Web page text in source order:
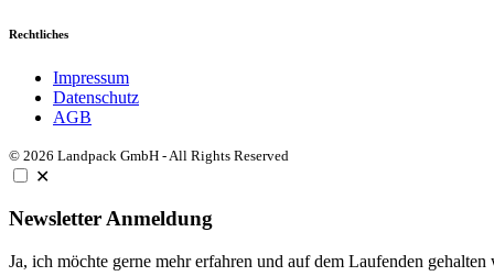
Rechtliches
Impressum
Datenschutz
AGB
© 2026 Landpack GmbH - All Rights Reserved
✕
Newsletter Anmeldung
Ja, ich möchte gerne mehr erfahren und auf dem Laufenden